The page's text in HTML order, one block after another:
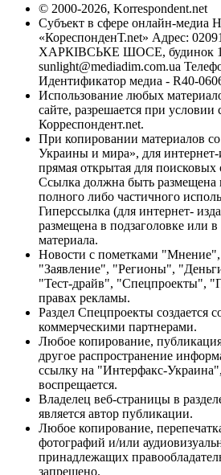
© 2000-2026, Korrespondent.net
Субъект в сфере онлайн-медиа
«КореспонденТ.net» Адрес:
ХАРКІВСЬКЕ ШОСЕ, будинок
sunlight@mediadim.com.ua
Идентификатор медиа - R40-
Использование любых
сайте, разрешается при условии
Корреспондент.net.
При копировании материалов
Украины и мира», для интернет-
прямая открытая для поисковых
Ссылка должна быть размещена
полного либо частичного
Гиперссылка (для интернет-
размещена в подзаголовке или в
материала.
Новости с пометками
"Заявление", "Регионы",
"Тест-драйв", "Спецпроекты",
правах рекламы.
Раздел Спецпроекты создается
коммерческими партнерами.
Любое копирование,
другое распространение
ссылку на "Интерфакс-
воспрещается.
Владелец веб-страницы в
является автор публикации.
Любое копирование,
фотографий и/или
принадлежащих
запрещено.